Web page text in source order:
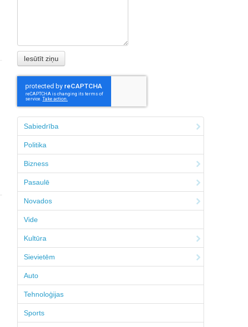
Sabiedrība
Politika
Bizness
Pasaulē
Novados
Vide
Kultūra
Sievietēm
Auto
Tehnoloģijas
Sports